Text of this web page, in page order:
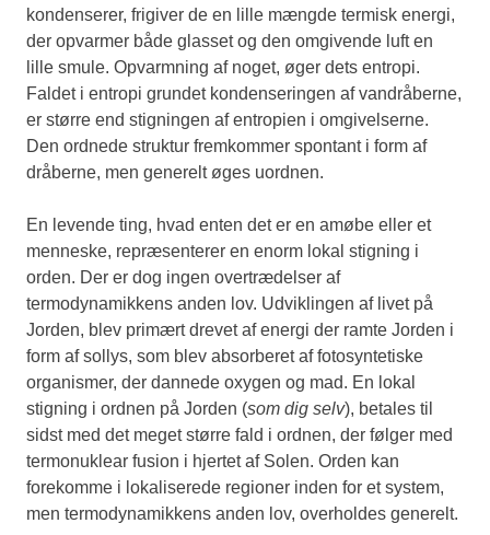
kondenserer, frigiver de en lille mængde termisk energi,
der opvarmer både glasset og den omgivende luft en
lille smule. Opvarmning af noget, øger dets entropi.
Faldet i entropi grundet kondenseringen af vandråberne,
er større end stigningen af entropien i omgivelserne.
Den ordnede struktur fremkommer spontant i form af
dråberne, men generelt øges uordnen.
En levende ting, hvad enten det er en amøbe eller et
menneske, repræsenterer en enorm lokal stigning i
orden. Der er dog ingen overtrædelser af
termodynamikkens anden lov. Udviklingen af livet på
Jorden, blev primært drevet af energi der ramte Jorden i
form af sollys, som blev absorberet af fotosyntetiske
organismer, der dannede oxygen og mad. En lokal
stigning i ordnen på Jorden (som dig selv), betales til
sidst med det meget større fald i ordnen, der følger med
termonuklear fusion i hjertet af Solen. Orden kan
forekomme i lokaliserede regioner inden for et system,
men termodynamikkens anden lov, overholdes generelt.